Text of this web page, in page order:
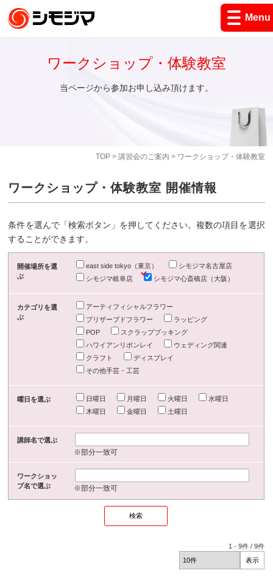
Menu
TOP> 講習会のご案内 > ワークショップ・体験教室
ワークショップ・体験教室
当ページから参加お申し込み頂けます。
ワークショップ・体験教室 開催情報
条件を選んで「検索ボタン」を押してください。複数の項目を選択
することができます。
開催場所を選
ぶ
east side tokyo（東京）
シモジマ名古屋店
シモジマ岐阜店
シモジマ心斎橋店（大阪）
カテゴリを選
ぶ
アーティフィシャルフラワー
プリザーブドフラワー
ラッピング
POP
スクラップブッキング
ハワイアンリボンレイ
ウェディング関連
クラフト
ディスプレイ
その他手芸・工芸
曜日を選ぶ 日曜日 月曜日 火曜日
水曜日
木曜日
金曜日 土曜日
講師名で選ぶ
※部分一致可
ワークショッ
プ名で選ぶ
※部分一致可
1 -9件 /9件